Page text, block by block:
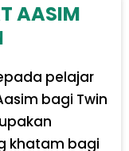
AASIM
pelajar
bagi Twin
khatam bagi